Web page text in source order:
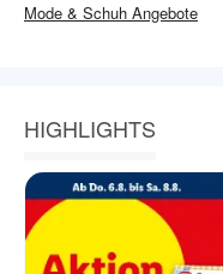
Mode & Schuh Angebote
HIGHLIGHTS